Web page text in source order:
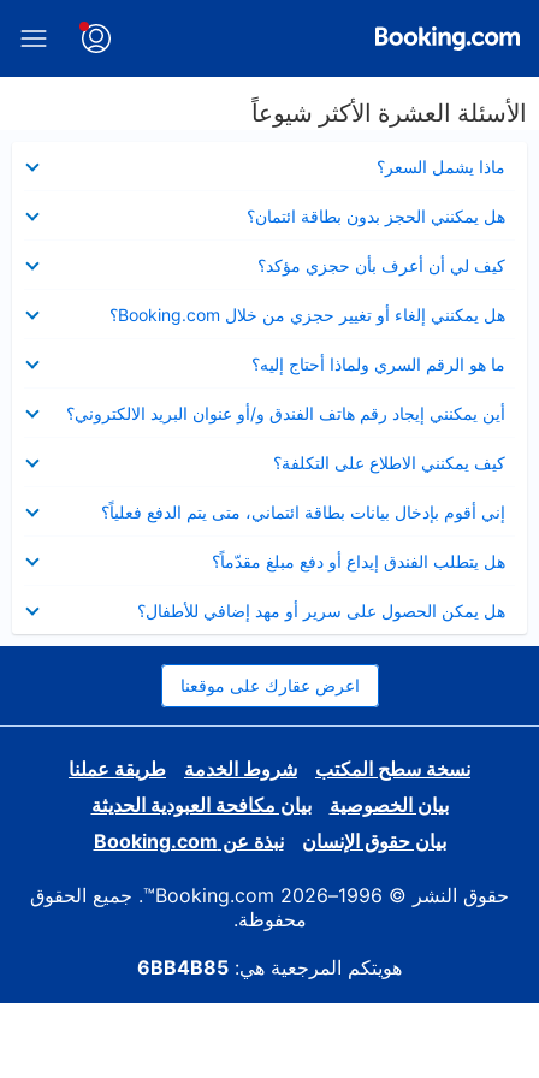
الأسئلة العشرة الأكثر شيوعاً
ماذا يشمل السعر؟
مصغر
هل يمكنني الحجز بدون بطاقة ائتمان؟
مصغر
كيف لي أن أعرف بأن حجزي مؤكد؟
مصغر
هل يمكنني إلغاء أو تغيير حجزي من خلال Booking.com؟
مصغر
ما هو الرقم السري ولماذا أحتاج إليه؟
مصغر
أين يمكنني إيجاد رقم هاتف الفندق و/أو عنوان البريد الالكتروني؟
عرض
مصغر
كيف يمكنني الاطلاع على التكلفة؟
مصغر
إني أقوم بإدخال بيانات بطاقة ائتماني، متى يتم الدفع فعلياً؟
مصغر
هل يتطلب الفندق إيداع أو دفع مبلغ مقدّماً؟
مصغر
هل يمكن الحصول على سرير أو مهد إضافي للأطفال؟
مصغر
اعرض عقارك على موقعنا
نسخة سطح المكتب شروط الخدمة
طريقة عملنا
بيان الخصوصية
بيان مكافحة العبودية الحديثة
بيان حقوق الإنسان
نبذة عن Booking.com
حقوق النشر © 1996–2026 Booking.com™. جميع الحقوق
محفوظة.
هويتكم المرجعية هي: 6BB4B85